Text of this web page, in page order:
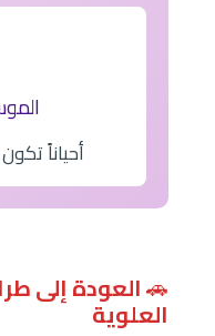
أحياناً
🚗العودة إلى
العلوية